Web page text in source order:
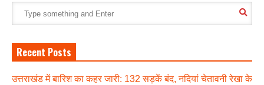
Recent Posts
उत्तराखंड में बारिश का कहर जारी: 132 सड़कें बंद, नदियां चेतावनी रेखा के